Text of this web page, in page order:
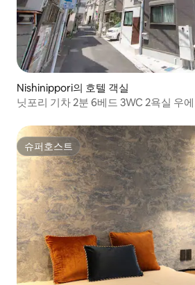
Nishinippori의 호텔 객실
닛포리 기차 2분 6베드 3WC 2욕실 우
슈퍼호스트
슈퍼호스트